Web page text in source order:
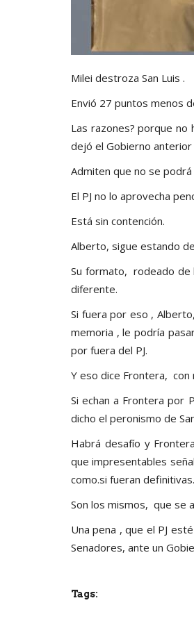
Milei destroza San Luis .
Envió 27 puntos menos
Las razones? porque
dejó el Gobierno anterior
Admiten que no se
El PJ no lo aprovecha
Está sin contención.
Alberto, sigue estando
Su formato, rodeado de
diferente.
Si fuera por eso ,
memoria , le podría
por fuera del PJ.
Y eso dice Frontera, con
Si echan a Frontera por
dicho el peronismo de
Habrá desafío y
que impresentables
como.si fueran definitivas.
Son los mismos, que se
Una pena , que el PJ
Senadores, ante un
Tags: